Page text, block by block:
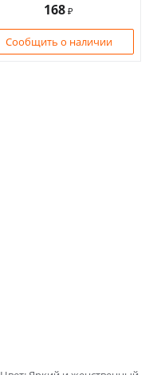
168 ₽
Сообщить о наличии